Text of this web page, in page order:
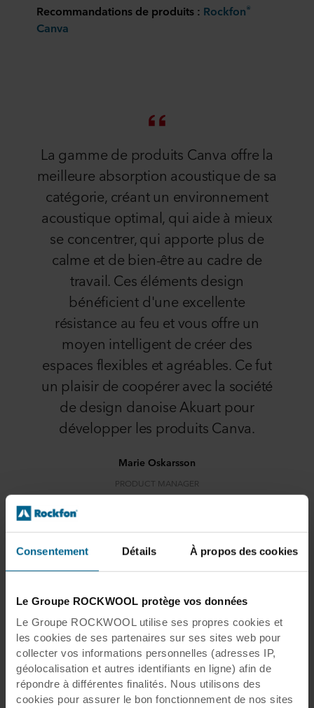
Consentement Détails À propos des cookies
Le Groupe ROCKWOOL protège vos données
Le Groupe ROCKWOOL utilise ses propres cookies et
les cookies de ses partenaires sur ses sites web pour
collecter vos informations personnelles (adresses IP,
géolocalisation et autres identifiants en ligne) afin de
répondre à différentes finalités. Nous utilisons des
cookies pour assurer le bon fonctionnement de nos sites
Recommandations de produits : Rockfon®
Canva
La gamme de produits Canva offre la
meilleure absorption acoustique de sa
catégorie, créant un environnement
acoustique optimal, qui aide à mieux
se concentrer, qui apporte plus de
calme et de bien-être au cadre de
travail. Ces éléments design
bénéficient d'une excellente
résistance au feu et vous offre un
moyen intelligent de créer des
espaces flexibles et agréables. Ce fut
un plaisir de coopérer avec la société
de design danoise Akuart pour
développer les produits Canva.
Marie Oskarsson
PRODUCT MANAGER
qu'aucune substance nocive n'est émise et que
la qualité de l'air reste élevée tout au long de
sa longue durée de vie.
De plus, la toile détachable fournie avec
Rockfon Canva
est lavable en machine et peut
être dépoussiérée, aspirée ou désinfectée avec